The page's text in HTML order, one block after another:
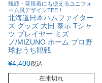
観戦・普段着にも使えるユニフォ
ーム風デザインTEE！
北海道日本ハムファイター
ズ グッズ 大田 泰示 Tシャ
ツ プレイヤー ミズ
ノ/MIZUNO ホーム プロ野
球おうち観戦
¥4,400税込
在庫切れ